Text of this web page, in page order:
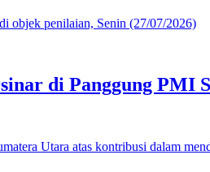
di Panggung PMI